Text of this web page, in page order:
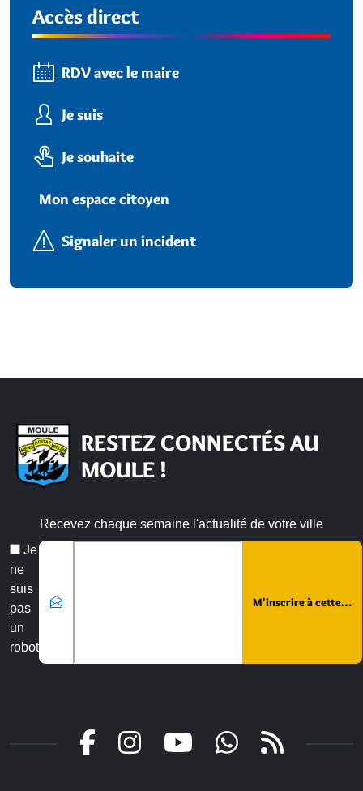
Accès direct
RDV avec le maire
Je suis
Je souhaite
Mon espace citoyen
Signaler un incident
RESTEZ CONNECTÉS AU
MOULE !
Recevez chaque semaine l'actualité de votre ville
Je
ne
suis
pas
un
robot
Email